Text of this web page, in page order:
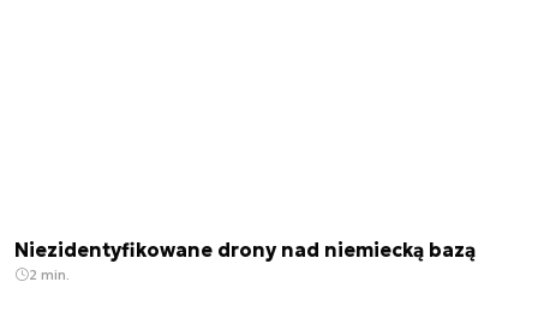
Niezidentyfikowane drony nad niemiecką bazą
2 min.